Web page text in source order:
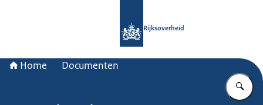
Rijksoverheid
Home Documenten